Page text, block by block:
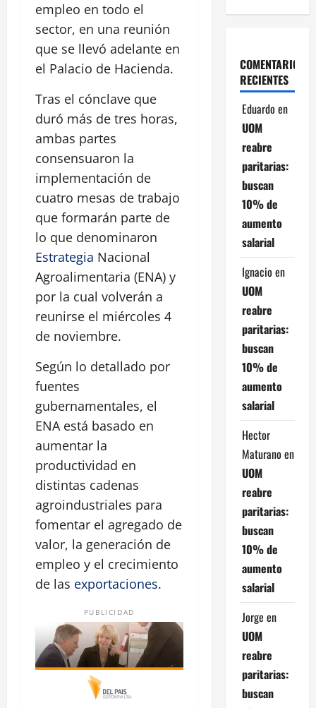
empleo en todo el
sector, en una reunión
que se llevó adelante en
el Palacio de Hacienda.
Tras el cónclave que
duró más de tres horas,
ambas partes
consensuaron la
implementación de
cuatro mesas de trabajo
que formarán parte de
lo que denominaron
Estrategia Nacional
Agroalimentaria (ENA) y
por la cual volverán a
reunirse el miércoles 4
de noviembre.
Según lo detallado por
fuentes
gubernamentales, el
ENA está basado en
aumentar la
productividad en
distintas cadenas
agroindustriales para
fomentar el agregado de
valor, la generación de
empleo y el crecimiento
de las exportaciones.
PUBLICIDAD
COMENTARIOS
RECIENTES
Eduardo en
UOM
reabre
paritarias:
buscan
10% de
aumento
salarial
Ignacio en
UOM
reabre
paritarias:
buscan
10% de
aumento
salarial
Hector
Maturano en
UOM
reabre
paritarias:
buscan
10% de
aumento
salarial
Jorge en
UOM
reabre
paritarias:
buscan